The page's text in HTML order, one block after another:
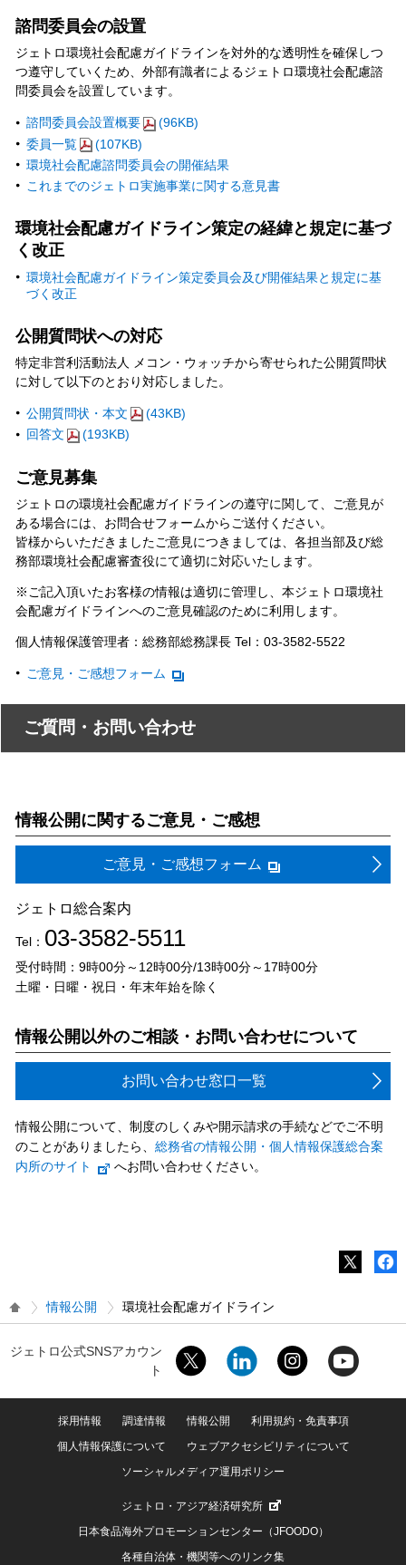
諮問委員会の設置
ジェトロ環境社会配慮ガイドラインを対外的な透明性を確保しつ
つ遵守していくため、外部有識者によるジェトロ環境社会配慮諮
問委員会を設置しています。
諮問委員会設置概要
(96KB)
委員一覧
(107KB)
環境社会配慮諮問委員会の開催結果
これまでのジェトロ実施事業に関する意見書
環境社会配慮ガイドライン策定の経緯と規定に基づ
く改正
環境社会配慮ガイドライン策定委員会及び開催結果と規定に基
づく改正
公開質問状への対応
特定非営利活動法人 メコン・ウォッチから寄せられた公開質問状
に対して以下のとおり対応しました。
公開質問状・本文
(43KB)
回答文
(193KB)
ご意見募集
ジェトロの環境社会配慮ガイドラインの遵守に関して、ご意見が
ある場合には、お問合せフォームからご送付ください。
皆様からいただきましたご意見につきましては、各担当部及び総
務部環境社会配慮審査役にて適切に対応いたします。
※ご記入頂いたお客様の情報は適切に管理し、本ジェトロ環境社
会配慮ガイドラインへのご意見確認のために利用します。
個人情報保護管理者：総務部総務課長 Tel：03-3582-5522
ご意見・ご感想フォーム
ご質問・お問い合わせ
情報公開に関するご意見・ご感想
ご意見・ご感想フォーム
ジェトロ総合案内
Tel： 03-3582-5511
受付時間：9時00分～12時00分/13時00分～17時00分
土曜・日曜・祝日・年末年始を除く
情報公開以外のご相談・お問い合わせについて
お問い合わせ窓口一覧
情報公開について、制度のしくみや開示請求の手続などでご不明
のことがありましたら、 総務省の情報公開・個人情報保護総合案
内所のサイト
へお問い合わせください。
情報公開 環境社会配慮ガイドライン
ジェトロ公式SNSアカウン
ト
採用情報 調達情報 情報公開
利用規約・免責事項
個人情報保護について
ウェブアクセシビリティについて
ソーシャルメディア運用ポリシー
ジェトロ・アジア経済研究所
日本食品海外プロモーションセンター（JFOODO）
各種自治体・機関等へのリンク集